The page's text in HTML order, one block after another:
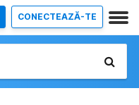
CONECTEAZĂ-TE